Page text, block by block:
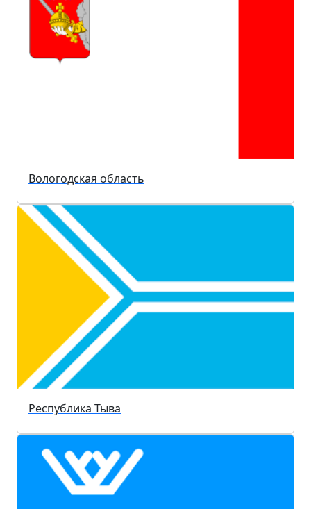
Вологодская область
Республика Тыва